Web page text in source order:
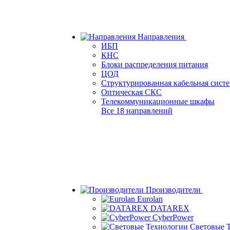
Направления
ИБП
КНС
Блоки распределения питания
ЦОД
Структурированная кабельная
Оптическая СКС
Телекоммуникационные шкафы
Все 18 направлений
Производители
Eurolan
DATAREX
CyberPower
Световые